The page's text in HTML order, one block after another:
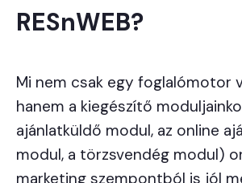
RESnWEB?
Mi nem csak egy foglalómotor
hanem a kiegészítő
ajánlatküldő modul, az online
modul, a törzsvendég modul)
marketing szempontból is jól